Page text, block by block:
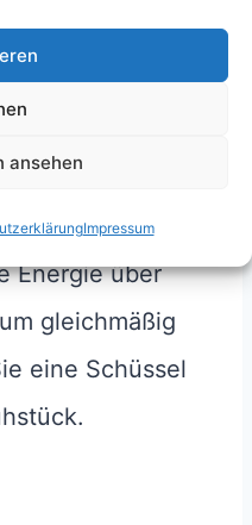
ansehen
Impressum
an
freigesetzte
Energie über
gleichmäßig
eine Schüssel